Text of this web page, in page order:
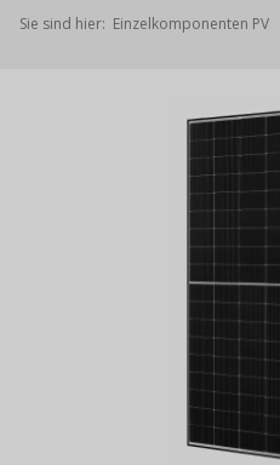
Sie sind hier: Einzelkomponenten PV